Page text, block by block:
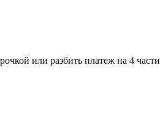
или разбить платеж на 4 части